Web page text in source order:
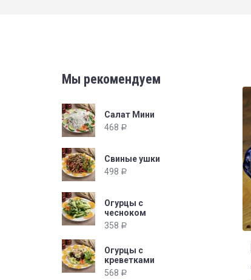
Мы рекомендуем
Салат Мини
468 Р
Свиные ушки
498 Р
Огурцы с
чесноком
358 Р
Огурцы с
креветками
568 Р